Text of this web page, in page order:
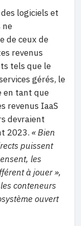
logiciels et
ne
de ceux de
revenus
tels que le
gérés, le
en tant que
revenus IaaS
devraient
2023. « Bien
puissent
les
à jouer »,
conteneurs
ouvert